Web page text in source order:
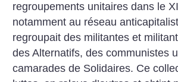
regroupements unitaires dans le
notamment au réseau
regroupait des militantes et
des Alternatifs, des communistes
camarades de Solidaires. Ce